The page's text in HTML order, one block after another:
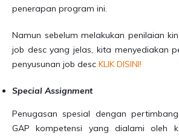
penerapan program ini.
Namun sebelum melakukan penilaian
job desc yang jelas, kita menyediakan
penyusunan job desc KLIK DISINI!
Special Assignment
Penugasan spesial dengan
GAP kompetensi yang dialami oleh